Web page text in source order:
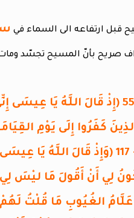
صريح بأنّ المسيح تجسّد
سورة آل عمران الآية 55 (إِذْ
كَفَرُوا إِلَى يَوْمِ
سورة المائدة الآيات 116-
لِي أَنْ أَقُولَ مَا ليْسَ
الغُيُوبِ مَا قُلْتُ لَهُمْ